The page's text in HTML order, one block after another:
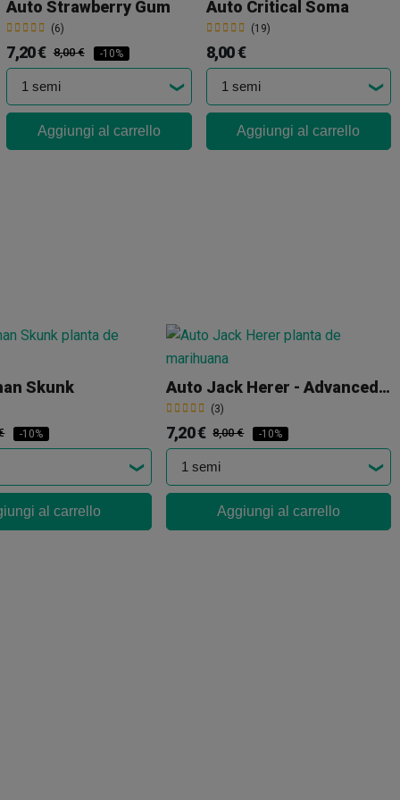
Auto Strawberry Gum
(6)
7,20 € 8,00 € -10%
Aggiungi al carrello
Auto Critical Soma
(19)
8,00 €
Aggiungi al carrello
Skunk
-10%
al carrello
Auto Jack Herer - Advanced Seeds
(3)
7,20 € 8,00 € -10%
Aggiungi al carrello